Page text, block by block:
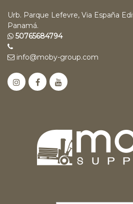
Urb. Parque Lefevre, Via España
Panamá.
50765684794
info@moby-group.com